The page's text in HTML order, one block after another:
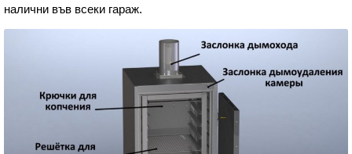
налични във всеки гараж.